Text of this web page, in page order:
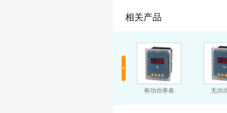
相关产品
有功功率表 无功